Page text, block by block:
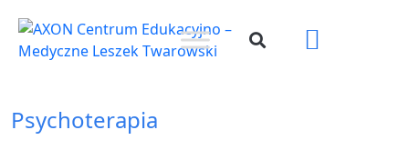
Psychoterapia